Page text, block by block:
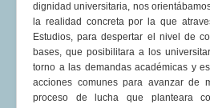
dignidad universitaria, nos
la realidad concreta por la que
Estudios, para despertar el nivel de
bases, que posibilitara a los
torno a las demandas académicas y
acciones comunes para avanzar de
proceso de lucha que planteara